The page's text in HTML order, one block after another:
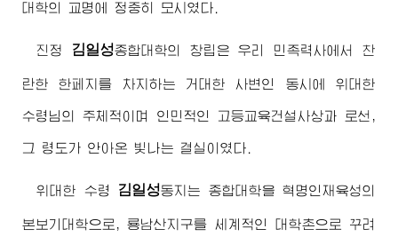
대학의 교명에 정중히 모시였다.
진정 김일성종합대학의 창립은 우리 민족력사에서 찬
란한 한페지를 차지하는 거대한 사변인 동시에 위대한
수령님 의 주체적이며 인민적인 고등교육건설사상과 로선,
그 령도가 안아온 빛나는 결실이였다.
위대한 수령 김일성동지 는 종합대학을 혁명인재육성의
본보기대학으로, 룡남산지구를 세계적인 대학촌으로 꾸려